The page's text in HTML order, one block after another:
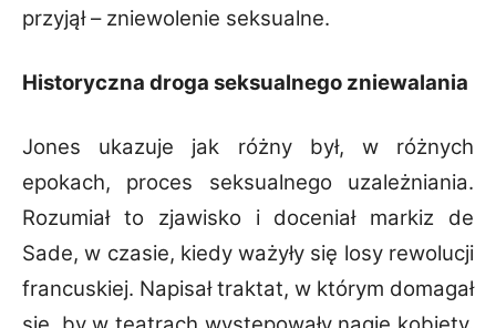
przyjął – zniewolenie seksualne.
Historyczna droga seksualnego zniewalania
Jones ukazuje jak różny był, w różnych
epokach, proces seksualnego uzależniania.
Rozumiał to zjawisko i doceniał markiz de
Sade, w czasie, kiedy ważyły się losy rewolucji
francuskiej. Napisał traktat, w którym domagał